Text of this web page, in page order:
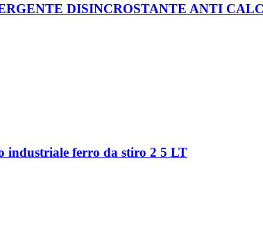
DISINCROSTANTE ANTI
industriale ferro da stiro 2 5 LT